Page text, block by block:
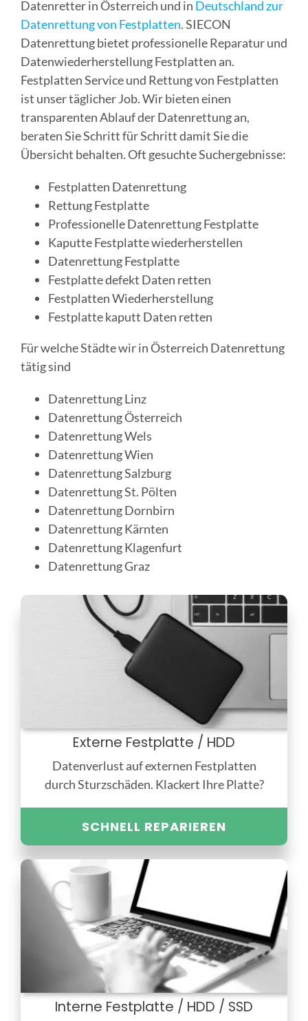
Datenretter in Österreich und in Deutschland zur
Datenrettung von Festplatten. SIECON
Datenrettung bietet professionelle Reparatur und
Datenwiederherstellung Festplatten an.
Festplatten Service und Rettung von Festplatten
ist unser täglicher Job. Wir bieten einen
transparenten Ablauf der Datenrettung an,
beraten Sie Schritt für Schritt damit Sie die
Übersicht behalten. Oft gesuchte Suchergebnisse:
Festplatten Datenrettung
Rettung Festplatte
Professionelle Datenrettung Festplatte
Kaputte Festplatte wiederherstellen
Datenrettung Festplatte
Festplatte defekt Daten retten
Festplatten Wiederherstellung
Festplatte kaputt Daten retten
Für welche Städte wir in Österreich Datenrettung
tätig sind
Datenrettung Linz
Datenrettung Österreich
Datenrettung Wels
Datenrettung Wien
Datenrettung Salzburg
Datenrettung St. Pölten
Datenrettung Dornbirn
Datenrettung Kärnten
Datenrettung Klagenfurt
Datenrettung Graz
Externe Festplatte / HDD
Datenverlust auf externen Festplatten
durch Sturzschäden. Klackert Ihre Platte?
SCHNELL REPARIEREN
Interne Festplatte / HDD / SSD